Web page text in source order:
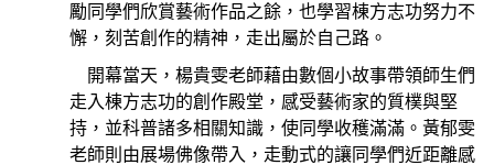
勵同學們欣賞藝術作品之餘，也學習棟方志功努力不
懈，刻苦創作的精神，走出屬於自己路。
開幕當天，楊貴雯老師藉由數個小故事帶領師生們
走入棟方志功的創作殿堂，感受藝術家的質樸與堅
持，並科普諸多相關知識，使同學收穫滿滿。黃郁雯
老師則由展場佛像帶入，走動式的讓同學們近距離感